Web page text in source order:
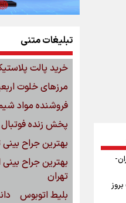
تبلیغات متنی
خرید پالت
مرزهای خلوت
فروشنده مواد
پخش زنده فوتبال
بهترین جراح
بهترین جراح
تهران
بلیط اتوبوس